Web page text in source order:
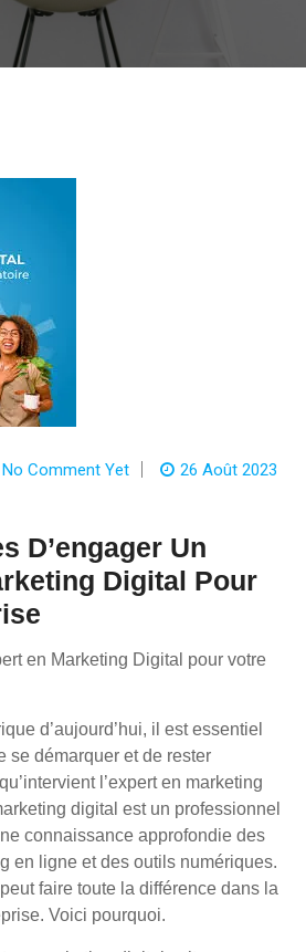
No Comment Yet 26 Août 2023
D’engager Un
Digital Pour
en Marketing Digital pour votre
d’aujourd’hui, il est essentiel
se démarquer et de rester
l’expert en marketing
digital est un professionnel
connaissance approfondie des
en ligne et des outils numériques.
faire toute la différence dans la
Voici pourquoi.